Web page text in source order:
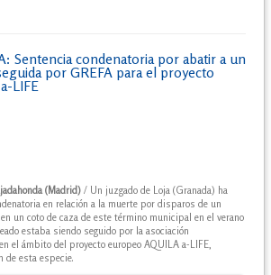
Sentencia condenatoria por abatir a un
por GREFA para el proyecto
LIFE
(Madrid) / Un juzgado de Loja (Granada) ha
en relación a la muerte por disparos de un
un coto de caza de este término municipal en el verano
estaba siendo seguido por la asociación
el ámbito del proyecto europeo AQUILA a-LIFE,
de esta especie.